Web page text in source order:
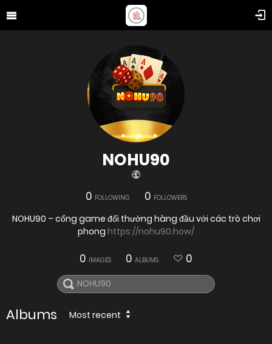
NOHU90
0 FOLLOWING 0 FOLLOWERS
NOHU90 – cổng game đổi thưởng hàng đầu với các trò chơi
phong https://nohu90.how/
0 IMAGES 0 ALBUMS 0
Albums Most recent